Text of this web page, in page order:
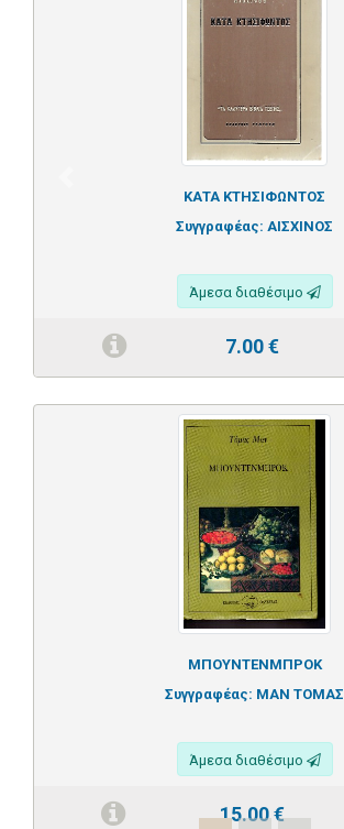
ΚΑΤΑ ΚΤΗΣΙΦΩΝΤΟΣ
Συγγραφέας: ΑΙΣΧΙΝΟΣ
Άμεσα διαθέσιμο
7.00€
ΜΠΟΥΝΤΕΝΜΠΡΟΚ
Συγγραφέας: ΜΑΝ ΤΟΜΑΣ
Άμεσα διαθέσιμο
15.00€